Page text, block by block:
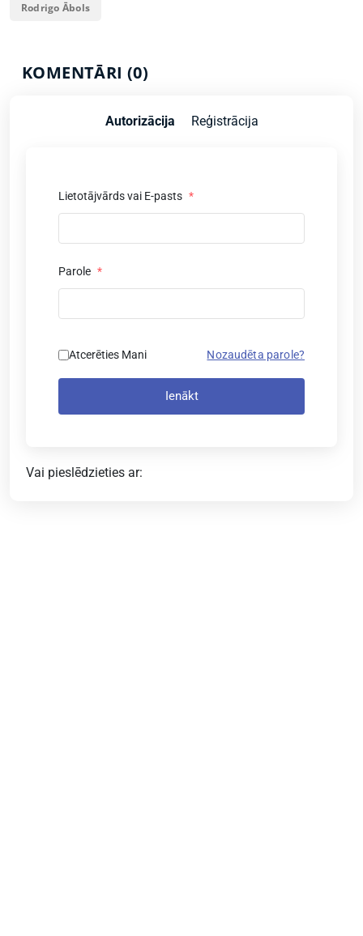
Rodrigo Ābols
KOMENTĀRI (0)
Autorizācija Reģistrācija
Lietotājvārds vai E-pasts *
Parole *
Atcerēties Mani Nozaudēta parole?
Ienākt
Vai pieslēdzieties ar: